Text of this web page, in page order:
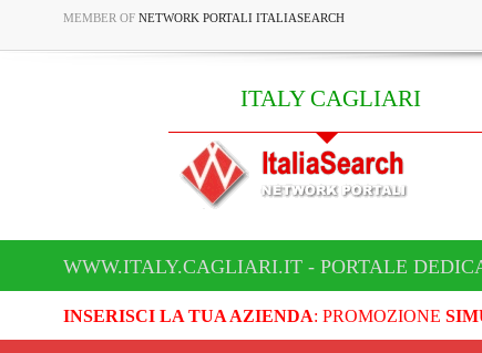
MEMBER OF NETWORK PORTALI ITALIASEARCH
ITALY CAGLIARI
WWW.ITALY.CAGLIARI.IT - PORTALE
INSERISCI LA TUA AZIENDA: PROMOZIONE